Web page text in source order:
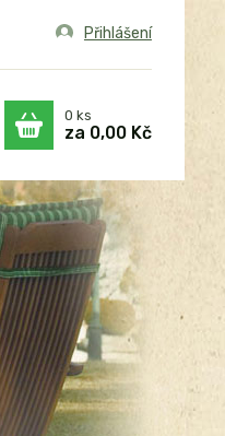
Přihlášení
0 ks
za 0,00 Kč